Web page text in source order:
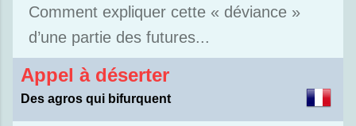
Comment expliquer cette « déviance »
d’une partie des futures...
Appel à déserter
Des agros qui bifurquent